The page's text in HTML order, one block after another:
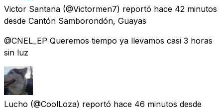
Victor Santana (@Victormen7) reportó hace 42 minutos
desde Cantón Samborondón, Guayas
@CNEL_EP Queremos tiempo ya llevamos casi 3 horas
sin luz
Lucho (@CoolLoza) reportó hace 46 minutos desde